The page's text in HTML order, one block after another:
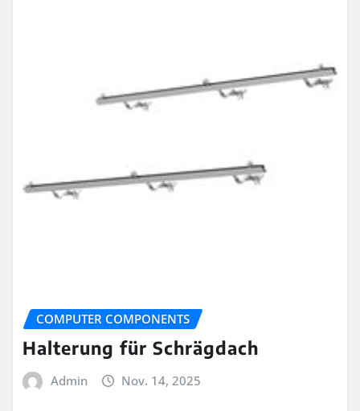
COMPUTER COMPONENTS
Halterung für Schrägdach
Admin Nov. 14, 2025